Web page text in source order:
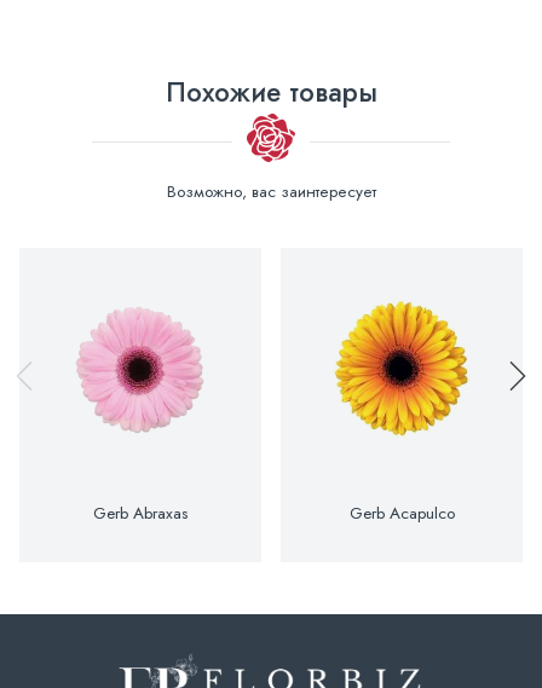
Похожие товары
Возможно, вас заинтересует
Gerb Abraxas Gerb Acapulco